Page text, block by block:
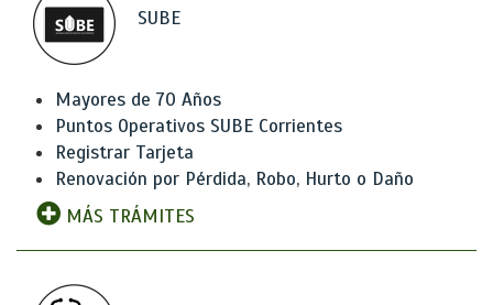
SUBE
Mayores de 70 Años
Puntos Operativos SUBE Corrientes
Registrar Tarjeta
Renovación por Pérdida, Robo, Hurto o Daño
MÁS TRÁMITES